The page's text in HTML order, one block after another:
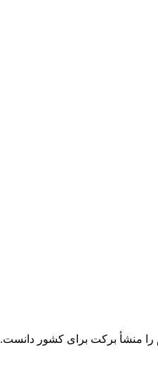
را منشأ برکت برای کشور دانست.